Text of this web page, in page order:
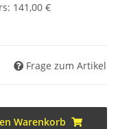
: 141,00 €
Frage zum Artikel
Warenkorb